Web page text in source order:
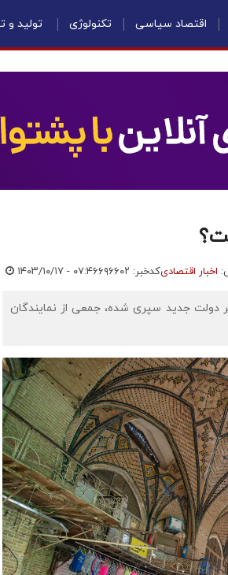
اقتصاد سیاسی تکنولوژی تولید و
اخبار اقتصادیکدخبر: ۶۹۶۶۰۲ ۱۴۰۳/۱۰/۱۷ - ۰۷:۴۶
دولت جدید سپری شده، جمعی از نمایندگان